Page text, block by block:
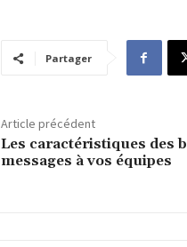
Partager
Article précédent
Les caractéristiques des
messages à vos équipes